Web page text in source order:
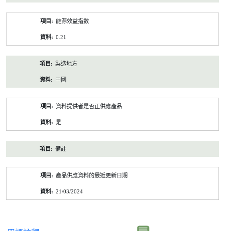
能源效益指數
0.21
製造地方
中國
資料提供者是否正供應產品
是
備註
產品供應資料的最近更新日期
21/03/2024